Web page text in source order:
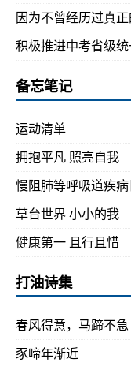
因为不曾经历过真
积极推进中考省级
备忘笔记
运动清单
拥抱平凡 照亮自我
慢阻肺等呼吸道疾
草台世界 小小的我
健康第一 且行且惜
打油诗集
春风得意，马蹄不急
豕啼年渐近